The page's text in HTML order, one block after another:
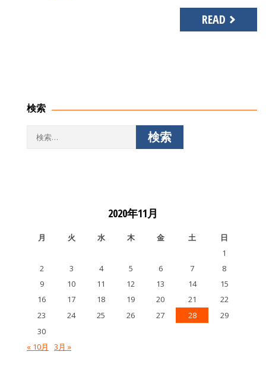
READ
検索
2020年11月
月 火 水 木 金 土
日
1
2
3 4 5 6 7
8
9
10 11 12 13 14
15
16
17 18 19 20 21
22
23
24 25 26 27 28
29
30
« 10月
3月 »